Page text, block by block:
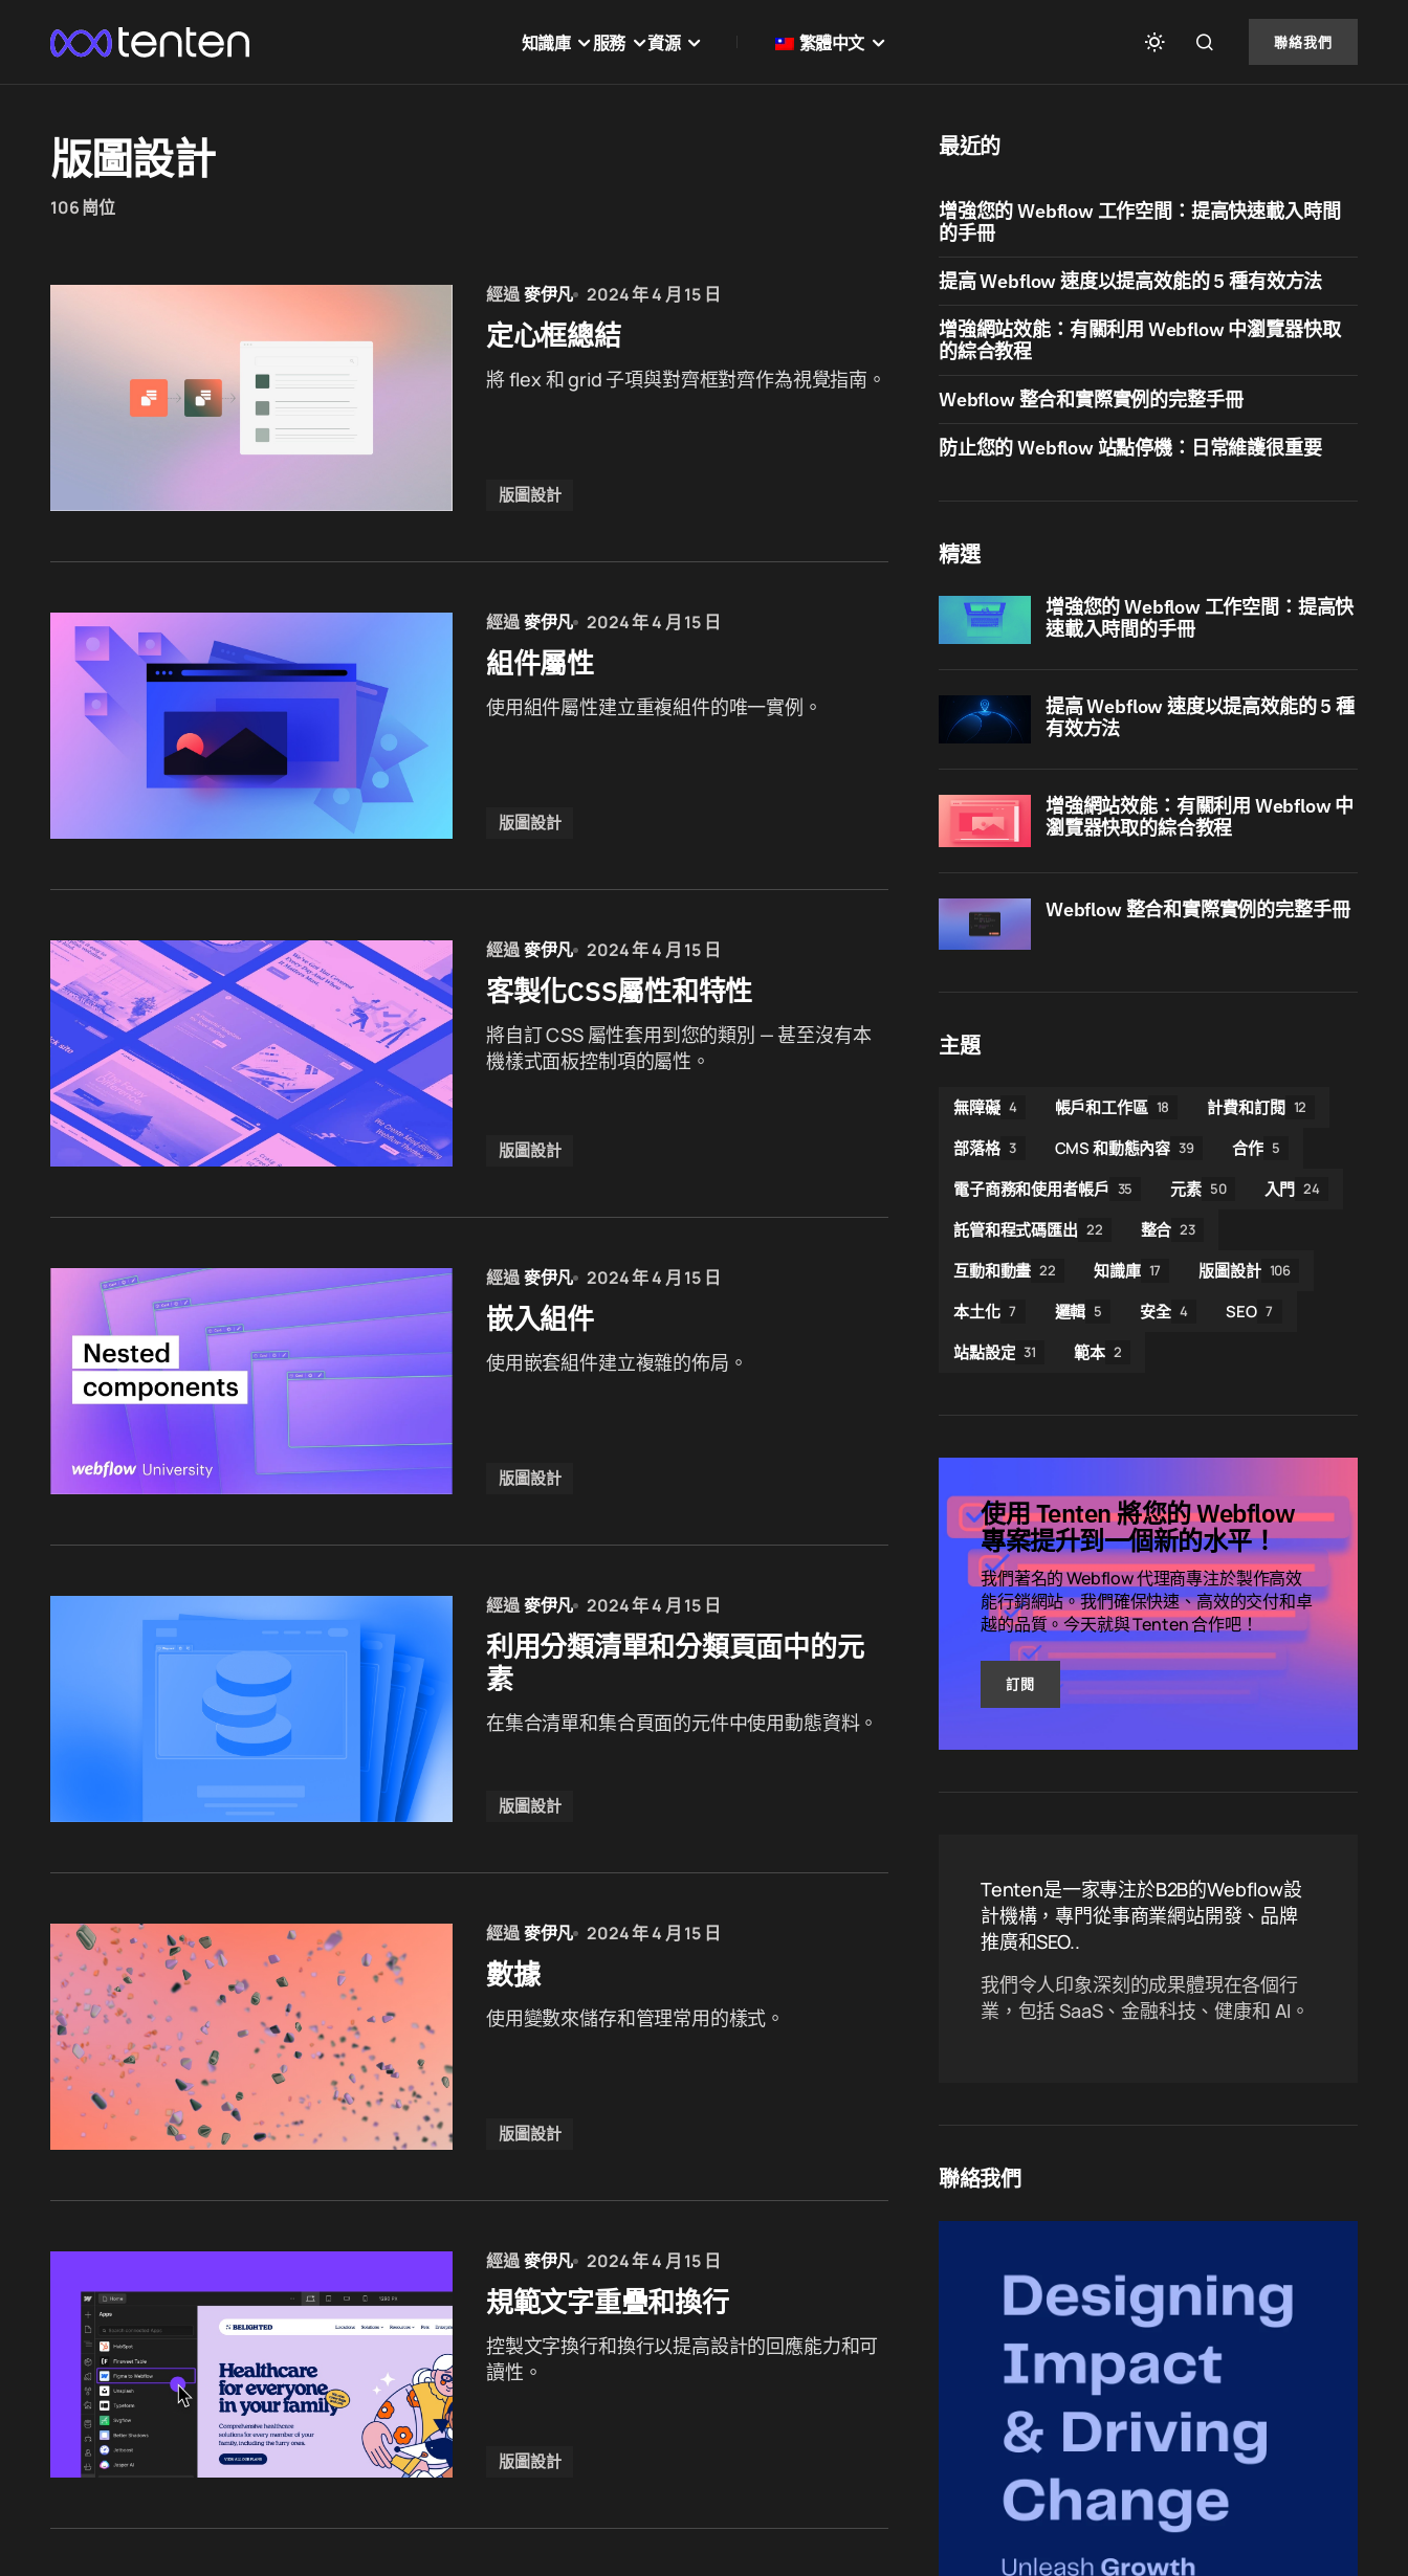
知識庫 服務 資源 繁體中文 聯絡我們
版圖設計
106 崗位
經過麥伊凡 2024 年 4 月 15 日
定心框總結
將 flex 和 grid 子項與對齊框對齊作為視覺指南。
版圖設計
經過麥伊凡 2024 年 4 月 15 日
組件屬性
使用組件屬性建立重複組件的唯一實例。
版圖設計
經過麥伊凡 2024 年 4 月 15 日
客製化CSS屬性和特性
將自訂 CSS 屬性套用到您的類別 — 甚至沒有本
機樣式面板控制項的屬性。
版圖設計
經過麥伊凡 2024 年 4 月 15 日
嵌入組件
使用嵌套組件建立複雜的佈局。
版圖設計
經過麥伊凡 2024 年 4 月 15 日
利用分類清單和分類頁面中的元
素
在集合清單和集合頁面的元件中使用動態資料。
版圖設計
經過麥伊凡 2024 年 4 月 15 日
數據
使用變數來儲存和管理常用的樣式。
版圖設計
經過麥伊凡 2024 年 4 月 15 日
規範文字重疊和換行
控製文字換行和換行以提高設計的回應能力和可
讀性。
版圖設計
最近的
增強您的 Webflow 工作空間：提高快速載入時間
的手冊
提高 Webflow 速度以提高效能的 5 種有效方法
增強網站效能：有關利用 Webflow 中瀏覽器快取
的綜合教程
Webflow 整合和實際實例的完整手冊
防止您的 Webflow 站點停機：日常維護很重要
精選
增強您的 Webflow 工作空間：提高快
速載入時間的手冊
提高 Webflow 速度以提高效能的 5 種
有效方法
增強網站效能：有關利用 Webflow 中
瀏覽器快取的綜合教程
Webflow 整合和實際實例的完整手冊
主題
無障礙 4 帳戶和工作區 18 計費和訂閱 12
部落格 3 CMS 和動態內容 39 合作 5
電子商務和使用者帳戶 35 元素 50 入門 24
託管和程式碼匯出 22 整合 23
互動和動畫 22 知識庫 17 版圖設計 106
本土化 7 邏輯 5 安全 4 SEO 7
站點設定 31 範本 2
使用 Tenten 將您的 Webflow
專案提升到一個新的水平！
我們著名的 Webflow 代理商專注於製作高效
能行銷網站。我們確保快速、高效的交付和卓
越的品質。今天就與 Tenten 合作吧！
訂閱
Tenten是一家專注於B2B的Webflow設
計機構，專門從事商業網站開發、品牌
推廣和SEO..
我們令人印象深刻的成果體現在各個行
業，包括 SaaS、金融科技、健康和 AI。
聯絡我們